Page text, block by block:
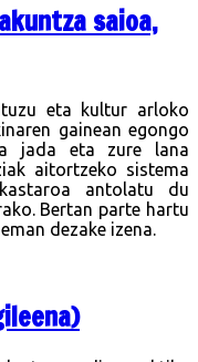
saioa,
eta kultur arloko
gainean egongo
jada eta zure lana
aitortzeko sistema
antolatu du
Bertan parte hartu
dezake izena.